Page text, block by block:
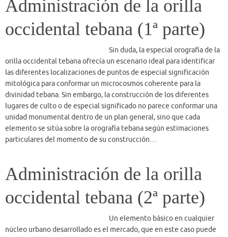
Administración de la orilla
occidental tebana (2ª parte)
Un elemento básico en cualquier
núcleo urbano desarrollado es el mercado, que en este caso puede
estar representado en la tumba de Ipuy y que pudo hallarse en la
orilla del Nilo o en la de un canal, junto a alguna edificación. La
necesidad de un mercado parece evidente ya que, por ejemplo,
diverso personal de Deir el-Medina era propietario de pequeñas
edificaciones para almacenes de provisiones con que comerciar. A
occidental…
Amsterdam: Allard Pierson
Museum